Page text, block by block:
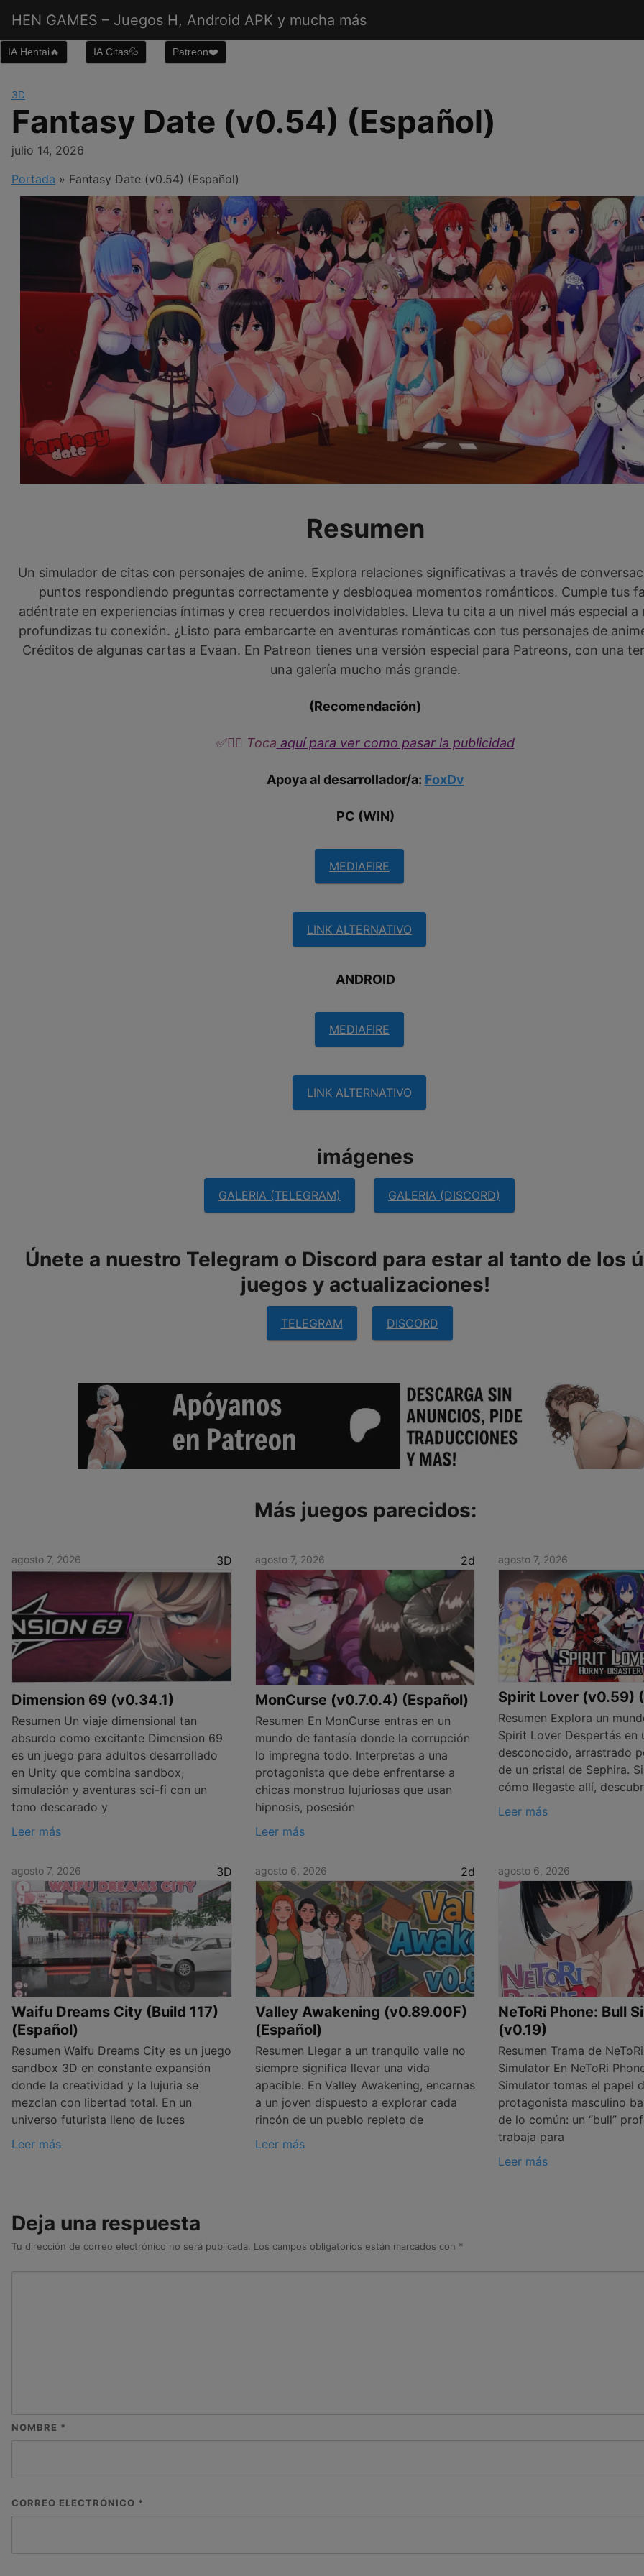
contenido
HEN GAMES – Juegos H, Android APK y mucha más
IA Hentai🔥 IA Citas💦 Patreon❤️
3D
Fantasy Date (v0.54) (Español)
julio 14, 2026
Portada » Fantasy Date (v0.54) (Español)
Resumen
Un simulador de citas con personajes de anime. Explora relaciones significativas a través de
puntos respondiendo preguntas correctamente y desbloquea momentos románticos. Cumple tus
adéntrate en experiencias íntimas y crea recuerdos inolvidables. Lleva tu cita a un nivel más especial a
profundizas tu conexión. ¿Listo para embarcarte en aventuras románticas con tus personajes de
Créditos de algunas cartas a Evaan. En Patreon tienes una versión especial para Patreons, con una
una galería mucho más grande.
(Recomendación)
✅👉🏼​​ Toca aquí para ver como pasar la publicidad
Apoya al desarrollador/a: FoxDv
PC (WIN)
MEDIAFIRE
LINK ALTERNATIVO
ANDROID
MEDIAFIRE
LINK ALTERNATIVO
imágenes
GALERIA (TELEGRAM) GALERIA (DISCORD)
Únete a nuestro Telegram o Discord para estar al tanto de los
juegos y actualizaciones!
TELEGRAM DISCORD
Más juegos parecidos:
agosto 7, 2026 3D
Dimension 69 (v0.34.1)
Resumen Un viaje dimensional tan
absurdo como excitante Dimension 69
es un juego para adultos desarrollado
en Unity que combina sandbox,
simulación y aventuras sci-fi con un
tono descarado y
Leer más
agosto 7, 2026 2d
MonCurse (v0.7.0.4) (Español)
Resumen En MonCurse entras en un
mundo de fantasía donde la corrupción
lo impregna todo. Interpretas a una
protagonista que debe enfrentarse a
chicas monstruo lujuriosas que usan
hipnosis, posesión
Leer más
agosto 7, 2026
Spirit Lover (v0.59)
Resumen Explora un
Spirit Lover Despertás en
desconocido, arrastrado
de un cristal de Sephira.
cómo llegaste allí,
Leer más
agosto 7, 2026 3D
Waifu Dreams City (Build 117)
(Español)
Resumen Waifu Dreams City es un juego
sandbox 3D en constante expansión
donde la creatividad y la lujuria se
mezclan con libertad total. En un
universo futurista lleno de luces
Leer más
agosto 6, 2026 2d
Valley Awakening (v0.89.00F)
(Español)
Resumen Llegar a un tranquilo valle no
siempre significa llevar una vida
apacible. En Valley Awakening, encarnas
a un joven dispuesto a explorar cada
rincón de un pueblo repleto de
Leer más
agosto 6, 2026
NeToRi Phone: Bull
(v0.19)
Resumen Trama de
Simulator En NeToRi
Simulator tomas el papel
protagonista masculino
de lo común: un “bull”
trabaja para
Leer más
Deja una respuesta
Tu dirección de correo electrónico no será publicada. Los campos obligatorios están marcados con *
NOMBRE *
CORREO ELECTRÓNICO *